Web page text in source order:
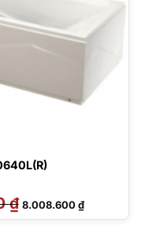
₫ Giá
gốc
là:
8.008.600₫Giá
hiện
tại